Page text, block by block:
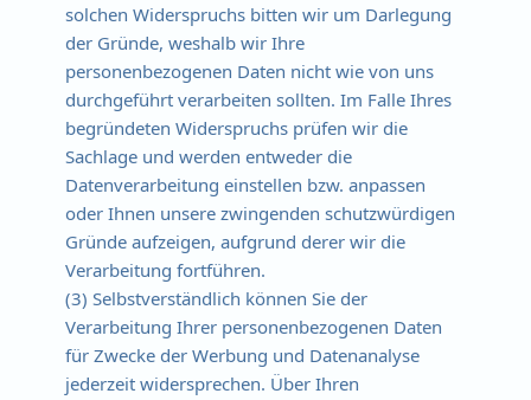
solchen Widerspruchs bitten wir um Darlegung
der Gründe, weshalb wir Ihre
personenbezogenen Daten nicht wie von uns
durchgeführt verarbeiten sollten. Im Falle Ihres
begründeten Widerspruchs prüfen wir die
Sachlage und werden entweder die
Datenverarbeitung einstellen bzw. anpassen
oder Ihnen unsere zwingenden schutzwürdigen
Gründe aufzeigen, aufgrund derer wir die
Verarbeitung fortführen.
(3) Selbstverständlich können Sie der
Verarbeitung Ihrer personenbezogenen Daten
für Zwecke der Werbung und Datenanalyse
jederzeit widersprechen. Über Ihren